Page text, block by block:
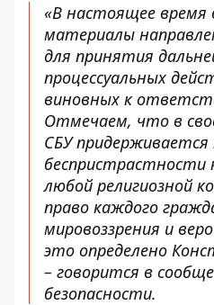
«В настоящее время
материалы
для принятия
процессуальных
виновных к
Отмечаем, что в
СБУ придерживается
беспристрастности
любой религиозной
право каждого
мировоззрения и
это определено
– говорится в
безопасности.